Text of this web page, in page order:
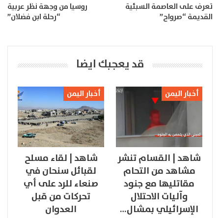
تعرف على العاصمة السبئية
القديمة “صرواح”
روسيا من وجهة نظر عربية
“رحلة ابن فضلان”
قد يعجبك ايضا
أخبار اليمن
شاهد | القسام تنشر
مشاهد من التحام
مقاتليها مع جنود
وآليات الاحتلال
الإسرائيلي بمشال…
أخبار اليمن
شاهد | لقاء مسلح
لقبائل سنحان في
صنعاء للرد على أي
تحركات من قبل
العدوان